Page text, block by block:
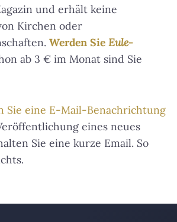
und erhält keine
Kirchen oder
Werden Sie Eule-
ab 3 € im Monat sind Sie
Sie eine E-Mail-Benachrichtung
eines neues
Sie eine kurze Email. So